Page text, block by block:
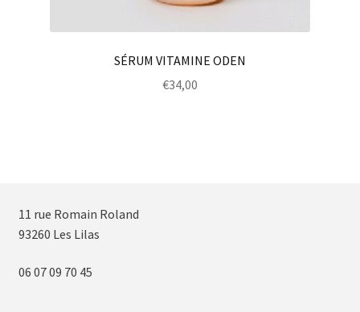
SÉRUM VITAMINE ODEN
€34,00
11 rue Romain Roland
93260 Les Lilas
06 07 09 70 45